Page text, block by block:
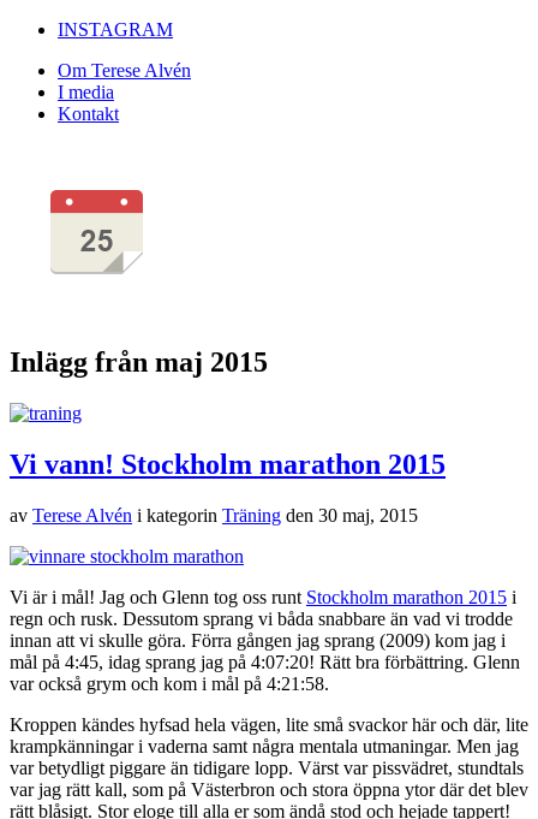
INSTAGRAM
Om Terese Alvén
I media
Kontakt
Inlägg från maj 2015
Vi vann! Stockholm marathon 2015
av Terese Alvén i kategorin Träning den 30 maj, 2015
Vi är i mål! Jag och Glenn tog oss runt Stockholm marathon 2015 i
regn och rusk. Dessutom sprang vi båda snabbare än vad vi trodde
innan att vi skulle göra. Förra gången jag sprang (2009) kom jag i
mål på 4:45, idag sprang jag på 4:07:20! Rätt bra förbättring. Glenn
var också grym och kom i mål på 4:21:58.
Kroppen kändes hyfsad hela vägen, lite små svackor här och där, lite
krampkänningar i vaderna samt några mentala utmaningar. Men jag
var betydligt piggare än tidigare lopp. Värst var pissvädret, stundtals
var jag rätt kall, som på Västerbron och stora öppna ytor där det blev
rätt blåsigt. Stor eloge till alla er som ändå stod och hejade tappert!